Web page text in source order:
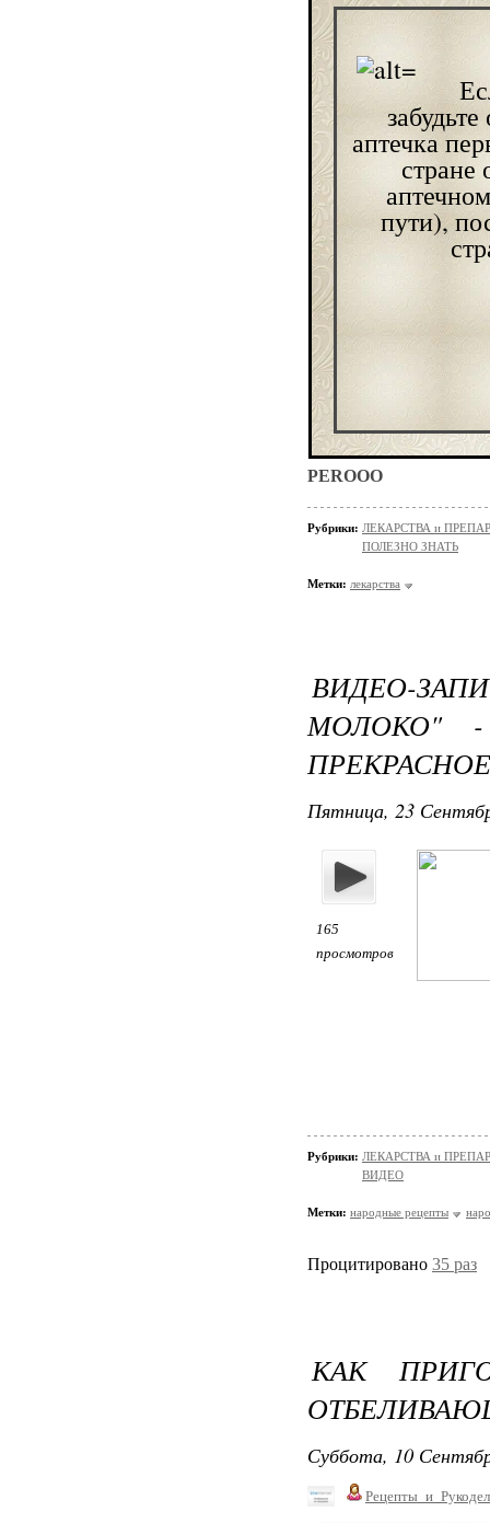
аптечка
стране
пути),
PEROOO
Рубрики: ЛЕКАРСТВА и
ПОЛЕЗНО ЗНАТЬ
Метки: лекарства
ВИДЕО-
МОЛОКО"
Пятница, 23
165
просмотров
Рубрики: ЛЕКАРСТВА и
ВИДЕО
Метки: народные рецепты
Процитировано 35 раз
КАК
Суббота, 10